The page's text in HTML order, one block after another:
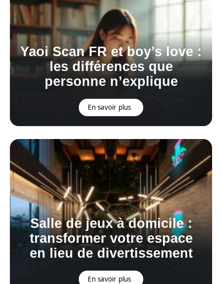
Yaoi Scan FR et boy’s love :
les différences que
personne n’explique
En savoir plus
Salle de jeux à domicile :
transformer votre espace
en lieu de divertissement
En savoir plus